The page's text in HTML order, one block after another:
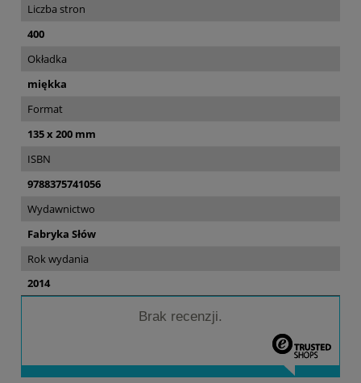
Liczba stron
400
Okładka
miękka
Format
135 x 200 mm
ISBN
9788375741056
Wydawnictwo
Fabryka Słów
Rok wydania
2014
Brak recenzji.